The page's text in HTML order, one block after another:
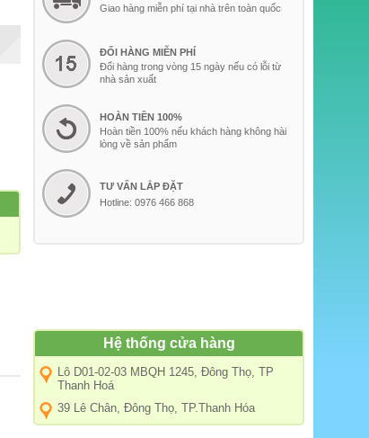
Giao hàng miễn phí tại nhà trên toàn quốc
ĐỔI HÀNG MIỄN PHÍ
Đổi hàng trong vòng 15 ngày nếu có lỗi từ
nhà sản xuất
HOÀN TIỀN 100%
Hoàn tiền 100% nếu khách hàng không hài
lòng về sản phẩm
TƯ VẤN LẮP ĐẶT
Hotline: 0976 466 868
Hệ thống cửa hàng
Lô D01-02-03 MBQH 1245, Đông Thọ, TP
Thanh Hoá
39 Lê Chân, Đông Thọ, TP.Thanh Hóa